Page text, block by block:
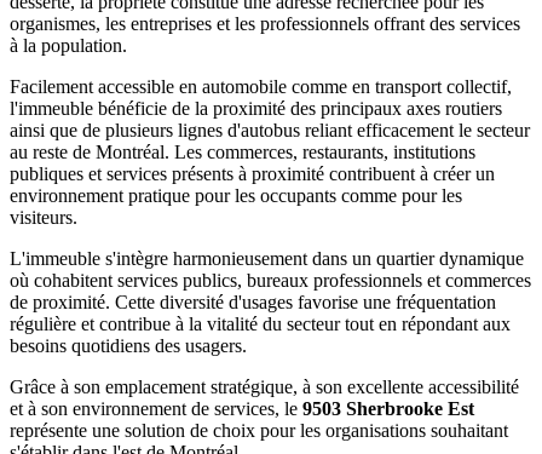
organismes, les entreprises et les professionnels offrant des services
à la population.
Facilement accessible en automobile comme en transport collectif,
l'immeuble bénéficie de la proximité des principaux axes routiers
ainsi que de plusieurs lignes d'autobus reliant efficacement le secteur
au reste de Montréal. Les commerces, restaurants, institutions
publiques et services présents à proximité contribuent à créer un
environnement pratique pour les occupants comme pour les
visiteurs.
L'immeuble s'intègre harmonieusement dans un quartier dynamique
où cohabitent services publics, bureaux professionnels et commerces
de proximité. Cette diversité d'usages favorise une fréquentation
régulière et contribue à la vitalité du secteur tout en répondant aux
besoins quotidiens des usagers.
Grâce à son emplacement stratégique, à son excellente accessibilité
et à son environnement de services, le 9503 Sherbrooke Est
représente une solution de choix pour les organisations souhaitant